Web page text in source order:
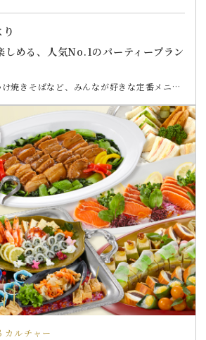
しめる、人気No.1のパーティープラン
焼きそばなど、みんなが好きな定番メニュ
社内イベントにもぴったりです。
カルチャー